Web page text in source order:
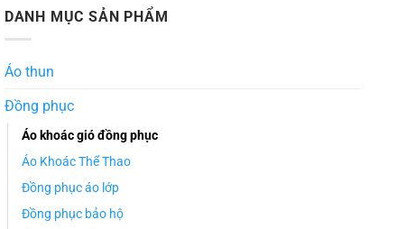
DANH MỤC SẢN PHẨM
Áo thun
Đồng phục
Áo khoác gió đồng phục
Áo Khoác Thể Thao
Đồng phục áo lớp
Đồng phục bảo hộ